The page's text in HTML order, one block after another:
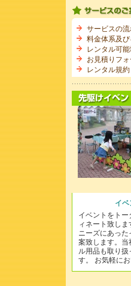
サービスの
料金体系及
レンタル可
お見積りフォ
レンタル規約
イベ
イベントをト
ィネート致し
ニーズにあった
案致します。当
ル用品も取り扱
す。 お気軽に